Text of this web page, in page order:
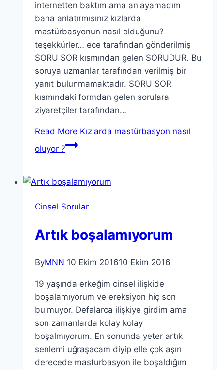
internetten baktım ama anlayamadım
bana anlatırmısınız kızlarda
mastürbasyonun nasıl olduğunu?
teşekkürler… ece tarafından gönderilmiş
SORU SOR kısmından gelen SORUDUR. Bu
soruya uzmanlar tarafından verilmiş bir
yanıt bulunmamaktadır. SORU SOR
kısmındaki formdan gelen sorulara
ziyaretçiler tarafından…
Read More Kızlarda mastürbasyon nasıl
oluyor ?
Cinsel Sorular
Artık boşalamıyorum
ByMNN 10 Ekim 201610 Ekim 2016
19 yaşında erkeğim cinsel ilişkide
boşalamıyorum ve ereksiyon hiç son
bulmuyor. Defalarca ilişkiye girdim ama
son zamanlarda kolay kolay
boşalmıyorum. En sonunda yeter artık
senlemi uğraşacam diyip elle çok aşırı
derecede masturbasyon ile boşaldığım